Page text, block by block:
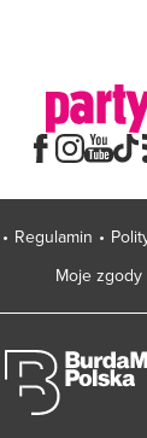
Regulamin
Moje zgody